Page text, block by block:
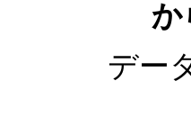
か
デー